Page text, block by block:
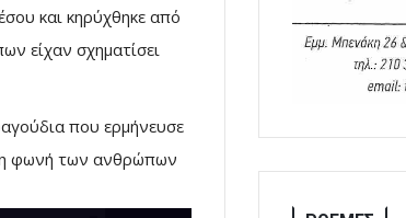
και κηρύχθηκε από
είχαν σχηματίσει
που ερμήνευσε
η φωνή των ανθρώπων